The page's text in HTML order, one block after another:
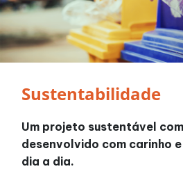
Eventos
Sustentabilidade
Um projeto sustentável
desenvolvido com carinho
dia a dia.